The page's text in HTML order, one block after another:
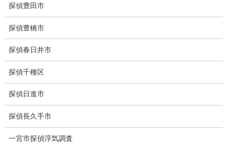
所在調査
身元調査
人探し
失踪・家出調査
所在確認調査
調査料金
浮気調査特別プラン
探偵豊田市
探偵豊橋市
探偵春日井市
探偵千種区
探偵日進市
探偵長久手市
一宮市探偵浮気調査